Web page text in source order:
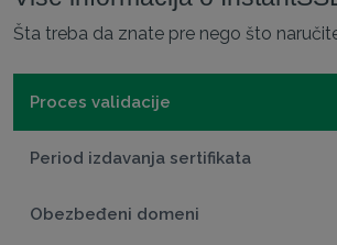
Šta treba da znate pre nego što
Proces validacije
Period izdavanja sertifikata
Obezbeđeni domeni